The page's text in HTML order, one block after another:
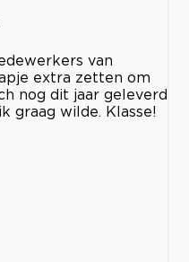
van
extra zetten om
nog dit jaar geleverd
graag wilde. Klasse!